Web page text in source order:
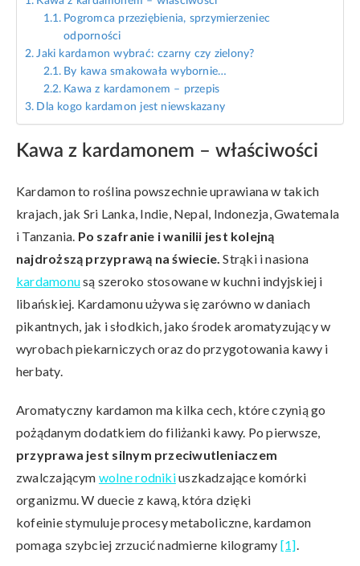
Pogromca przeziębienia, sprzymierzeniec
odporności
Jaki kardamon wybrać: czarny czy zielony?
By kawa smakowała wybornie…
Kawa z kardamonem – przepis
Dla kogo kardamon jest niewskazany
Kawa z kardamonem – właściwości
Kardamon to roślina powszechnie uprawiana w takich
krajach, jak Sri Lanka, Indie, Nepal, Indonezja, Gwatemala
i Tanzania. Po szafranie i wanilii jest kolejną
najdroższą przyprawą na świecie.Strąki i nasiona
kardamonusą szeroko stosowane w kuchni indyjskiej i
libańskiej. Kardamonu używa się zarówno w daniach
pikantnych, jak i słodkich, jako środek aromatyzujący w
wyrobach piekarniczych oraz do przygotowania kawy i
herbaty.
Aromatyczny kardamon ma kilka cech, które czynią go
pożądanym dodatkiem do filiżanki kawy. Po pierwsze,
przyprawa jest silnym przeciwutleniaczem
zwalczającym wolne rodnikiuszkadzające komórki
organizmu. W duecie z kawą, która dzięki
kofeinie stymuluje procesy metaboliczne, kardamon
pomaga szybciej zrzucić nadmierne kilogramy [1]